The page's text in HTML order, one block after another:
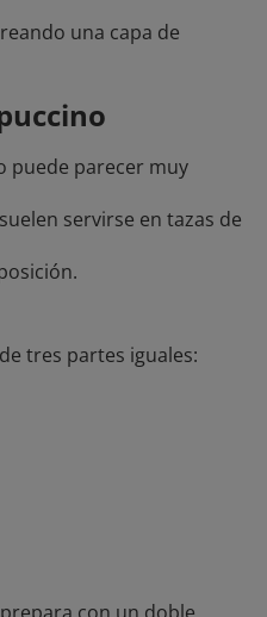
una capa de
puede parecer muy
servirse en tazas de
tres partes iguales: